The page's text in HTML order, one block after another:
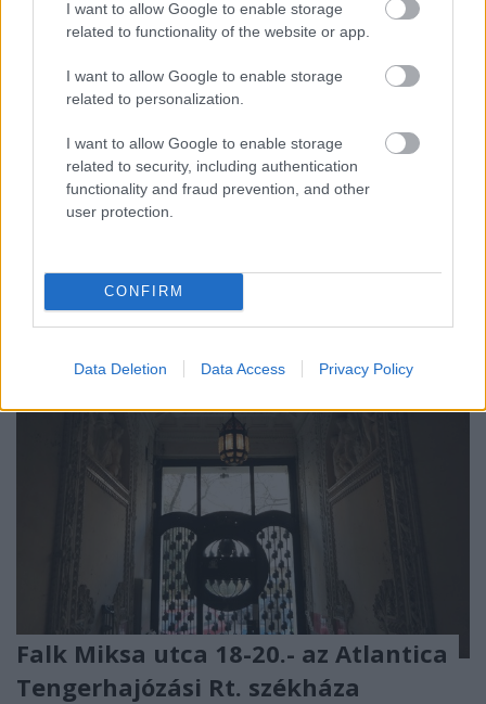
I want to allow Google to enable storage
related to functionality of the website or app.
I want to allow Google to enable storage
related to personalization.
I want to allow Google to enable storage
related to security, including authentication
functionality and fraud prevention, and other
user protection.
CONFIRM
Data Deletion Data Access Privacy Policy
Cikkeim az Énbudapestem oldalán
Varázsceruza• 2021. május 21.
2021. március 1.
Százéves sasok nyomában- a város legszebb
kapuinak rejtélye
Március 16.
Falk Miksa utca 18-20.- az Atlantica
Tengerhajózási Rt. székháza